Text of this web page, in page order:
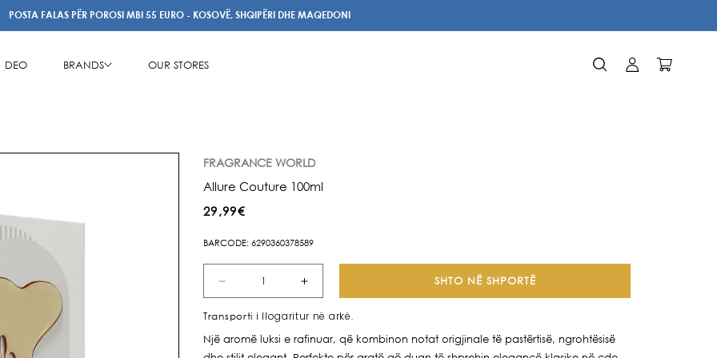
POSTA FALAS PËR POROSI MBI 55 EURO - KOSOVË, SHQIPËRI DHE MAQEDONI
DEO BRANDS OUR STORES IdentifikohuKarrocë
FRAGRANCE WORLD
Allure Couture 100ml
Çmimi
29,99€
BARCODE: 6290360378589
Zvogëlo
për
Allure
Rrit
për
Allure
SHTO NË SHPORTË
Transporti i llogaritur në arkë.
Një aromë luksi e rafinuar, që kombinon notat origjinale të pastërtisë, ngrohtësisë